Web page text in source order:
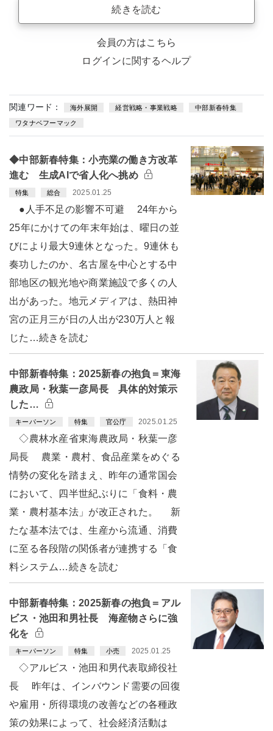
続きを読む
会員の方はこちら
ログインに関するヘルプ
関連ワード： 海外展開 経営戦略・事業戦略 中部新春特集
ワタナベフーマック
◆中部新春特集：小売業の働き方改革
進む 生成AIで省人化へ挑め
特集 総合 2025.01.25
●人手不足の影響不可避 24年から
25年にかけての年末年始は、曜日の並
びにより最大9連休となった。9連休も
奏功したのか、名古屋を中心とする中
部地区の観光地や商業施設で多くの人
出があった。地元メディアは、熱田神
宮の正月三が日の人出が230万人と報
じた…続きを読む
中部新春特集：2025新春の抱負＝東海
農政局・秋葉一彦局長 具体的対策示
した…
キーパーソン 特集 官公庁 2025.01.25
◇農林水産省東海農政局・秋葉一彦
局長 農業・農村、食品産業をめぐる
情勢の変化を踏まえ、昨年の通常国会
において、四半世紀ぶりに「食料・農
業・農村基本法」が改正された。 新
たな基本法では、生産から流通、消費
に至る各段階の関係者が連携する「食
料システム…続きを読む
中部新春特集：2025新春の抱負＝アル
ビス・池田和男社長 海産物さらに強
化を
キーパーソン 特集 小売 2025.01.25
◇アルビス・池田和男代表取締役社
長 昨年は、インバウンド需要の回復
や雇用・所得環境の改善などの各種政
策の効果によって、社会経済活動は